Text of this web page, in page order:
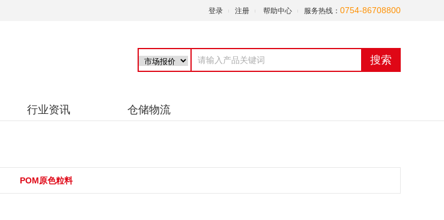
登录 注册 帮助中心 服务热线： 0754-86708800
搜索
行业资讯 仓储物流
POM原色粒料